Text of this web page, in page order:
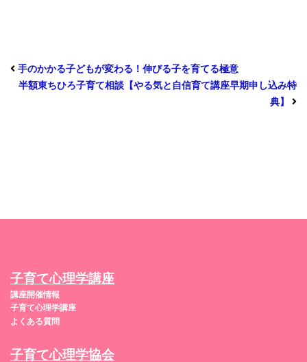
手のかかる子どもが変わる！伸びる子を育てる極意
半額東ちひろ子育て相談【やる気と自信育て講座早期申し込み特
典】
子育て心理学講座
講座開催情報
子育て心理学講座
よくある質問
子育て心理学協会